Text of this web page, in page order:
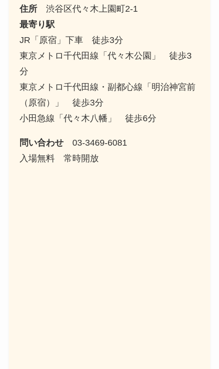
住所 渋谷区代々木上園町2-1
最寄り駅
JR「原宿」下車 徒歩3分
東京メトロ千代田線「代々木公園」 徒歩3
分
東京メトロ千代田線・副都心線「明治神宮前
（原宿）」 徒歩3分
小田急線「代々木八幡」 徒歩6分
問い合わせ 03-3469-6081
入場無料 常時開放